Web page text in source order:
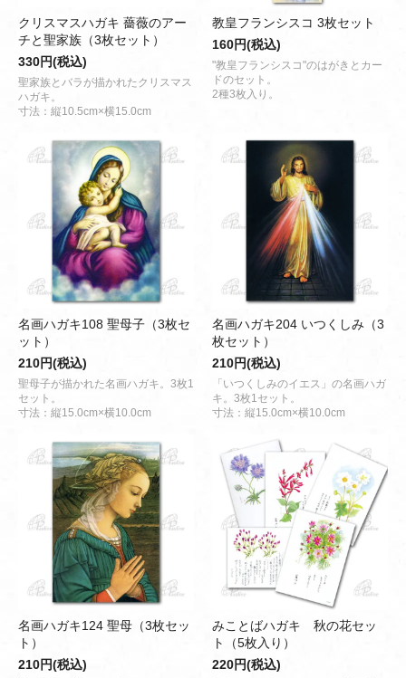
クリスマスハガキ 薔薇のアー
チと聖家族（3枚セット）
330円(税込)
聖家族とバラが描かれたクリスマス
ハガキ。
寸法：縦10.5cm×横15.0cm
教皇フランシスコ 3枚セット
160円(税込)
"教皇フランシスコ"のはがきとカー
ドのセット。
2種3枚入り。
名画ハガキ108 聖母子（3枚セ
ット）
210円(税込)
聖母子が描かれた名画ハガキ。3枚1
セット。
寸法：縦15.0cm×横10.0cm
名画ハガキ204 いつくしみ（3
枚セット）
210円(税込)
「いつくしみのイエス」の名画ハガ
キ。3枚1セット。
寸法：縦15.0cm×横10.0cm
名画ハガキ124 聖母（3枚セッ
ト）
210円(税込)
みことばハガキ 秋の花セッ
ト（5枚入り）
220円(税込)